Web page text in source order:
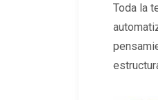
Toda la